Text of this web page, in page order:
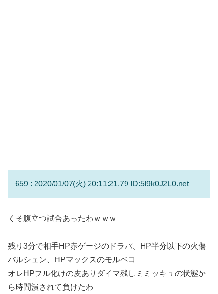
659 : 2020/01/07(火) 20:11:21.79 ID:5I9k0J2L0.net
くそ腹立つ試合あったわｗｗｗ
残り3分で相手HP赤ゲージのドラパ、HP半分以下の火傷
パルシェン、HPマックスのモルペコ
オレHPフル化けの皮ありダイマ残しミミッキュの状態か
ら時間潰されて負けたわ